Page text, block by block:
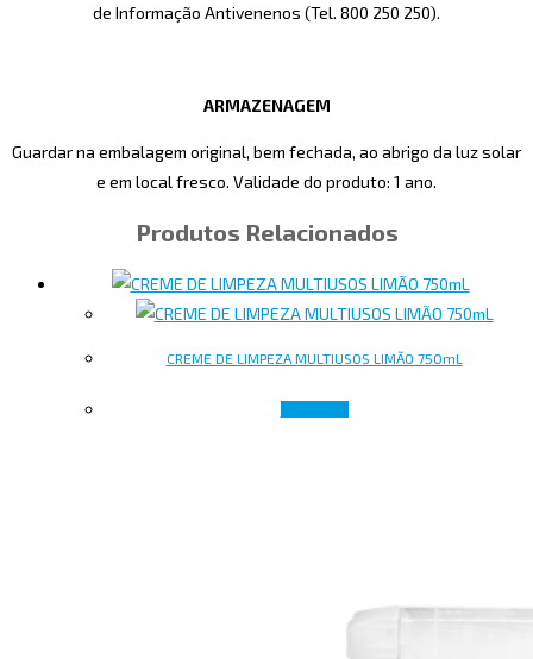
de Informação Antivenenos (Tel. 800 250 250).
ARMAZENAGEM
Guardar na embalagem original, bem fechada, ao abrigo da luz solar
e em local fresco. Validade do produto: 1 ano.
Produtos Relacionados
CREME DE LIMPEZA MULTIUSOS LIMÃO 750mL